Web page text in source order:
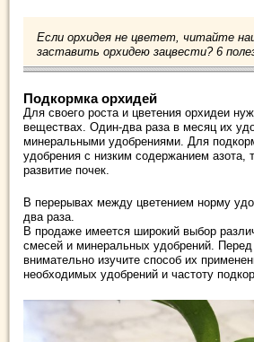
Если орхидея не цветет, читайте
заставить орхидею зацвести? 6
Подкормка орхидей
Для своего роста и цветения орхидеи
веществах. Один-два раза в месяц их
минеральными удобрениями. Для
удобрения с низким содержанием азота,
развитие почек.
В перерывах между цветением норму
два раза.
В продаже имеется широкий выбор
смесей и минеральных удобрений. Перед
внимательно изучите способ их
необходимых удобрений и частоту